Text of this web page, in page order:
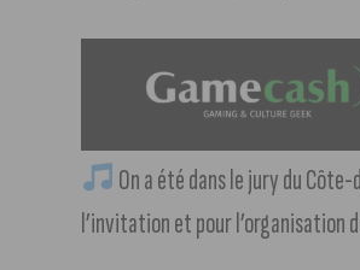
On a été dans le jury du
l’invitation et pour l’organisation